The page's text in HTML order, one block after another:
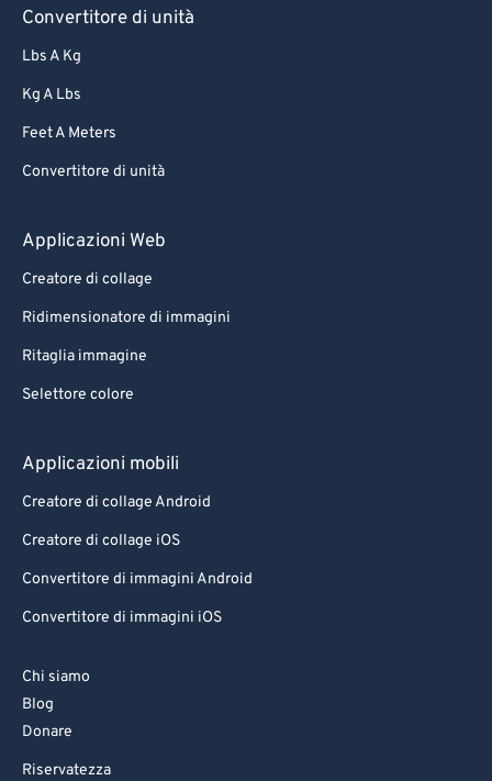
Convertitore di unità
Lbs A Kg
Kg A Lbs
Feet A Meters
Convertitore di unità
Applicazioni Web
Creatore di collage
Ridimensionatore di immagini
Ritaglia immagine
Selettore colore
Applicazioni mobili
Creatore di collage Android
Creatore di collage iOS
Convertitore di immagini Android
Convertitore di immagini iOS
Chi siamo
Blog
Donare
Riservatezza